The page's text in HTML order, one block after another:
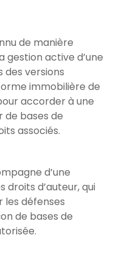
de manière
active d’une
des versions
immobilière de
accorder à une
bases de
associés.
d’une
d’auteur, qui
défenses
de bases de